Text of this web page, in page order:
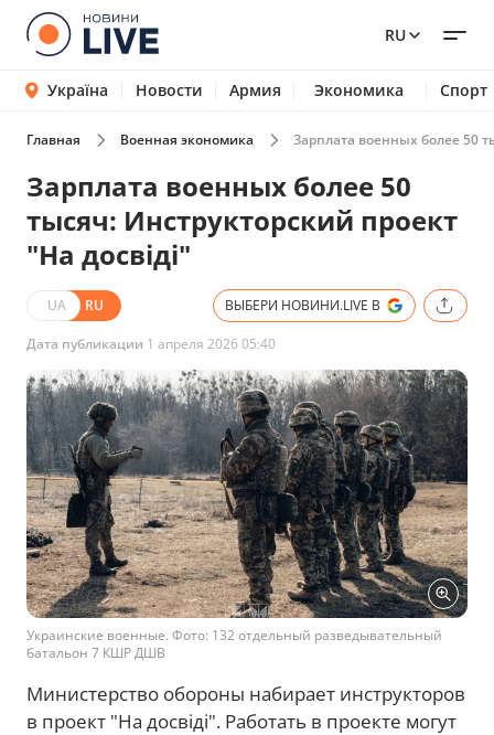
RU
Україна Новости Армия Экономика Спорт
Главная Военная экономика Зарплата военных более 50
Зарплата военных более 50
тысяч: Инструкторский проект
"На досвіді"
UA RU ВЫБЕРИ НОВИНИ.LIVE В
Дата публикации 1 апреля 2026 05:40
Украинские военные. Фото: 132 отдельный разведывательный
батальон 7 КШР ДШВ
Министерство обороны набирает инструкторов
в проект "На досвіді". Работать в проекте могут